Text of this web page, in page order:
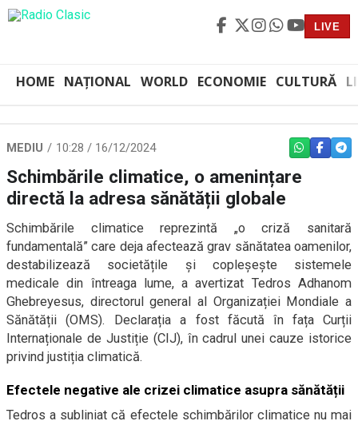
LIVE
HOME NAȚIONAL WORLD ECONOMIE CULTURĂ
MEDIU 10:28 / 16/12/2024 WHATSAPP
Schimbările climatice, o amenințare
directă la adresa sănătății globale
Schimbările climatice reprezintă „o criză sanitară
fundamentală” care deja afectează grav sănătatea oamenilor,
destabilizează societățile și copleșește sistemele
medicale din întreaga lume, a avertizat Tedros Adhanom
Ghebreyesus, directorul general al Organizației Mondiale a
Sănătății (OMS). Declarația a fost făcută în fața Curții
Internaționale de Justiție (CIJ), în cadrul unei cauze istorice
privind justiția climatică.
Efectele negative ale crizei climatice asupra sănătății
Tedros a subliniat că efectele schimbărilor climatice nu mai